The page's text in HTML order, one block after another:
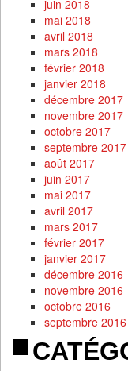
juin 2018
mai 2018
avril 2018
mars 2018
février 2018
janvier 2018
décembre 2017
novembre 2017
octobre 2017
septembre 2017
août 2017
juin 2017
mai 2017
avril 2017
mars 2017
février 2017
janvier 2017
décembre 2016
novembre 2016
octobre 2016
septembre 2016